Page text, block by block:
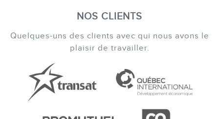
NOS CLIENTS
Quelques-uns des clients avec qui nous avons le
plaisir de travailler.